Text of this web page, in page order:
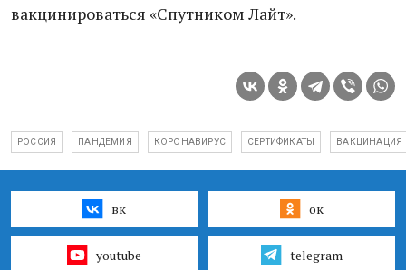
вакцинироваться «Спутником Лайт».
РОССИЯ ПАНДЕМИЯ КОРОНАВИРУС СЕРТИФИКАТЫ ВАКЦИНАЦИЯ
вк ок
youtube telegram